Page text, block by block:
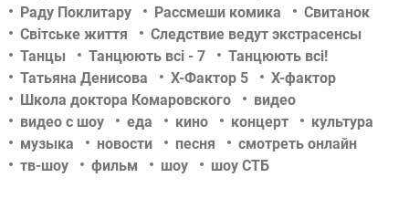
Раду Поклитару
Рассмеши комика
Свитанок
Світське життя
Следствие ведут экстрасенсы
Танцы
Танцюють всі - 7
Танцюють всі!
Татьяна Денисова
Х-Фактор 5
Х-фактор
Школа доктора Комаровского
видео
видео с шоу
еда кино концерт
культура
музыка
новости песня
смотреть онлайн
тв-шоу
фильм шоу шоу СТБ